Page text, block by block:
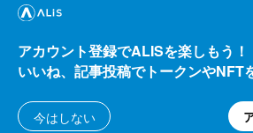
公式アナウンス
技術ブログ
API
運営会社
アカウント登録でALISを楽しもう！
いいね、記事投稿でトークンやNFT
今はしない